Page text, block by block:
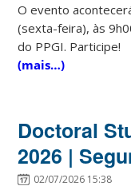
O evento
(sexta-feira), às
do PPGI. Participe!
(mais…)
Doctoral
2026 |
02/07/2026 15:38